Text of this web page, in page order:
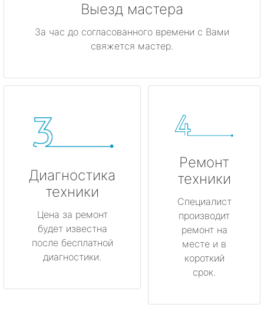
Выезд мастера
За час до согласованного времени с Вами
свяжется мастер.
Диагностика
техники
Цена за ремонт
будет известна
после бесплатной
диагностики.
Ремонт
техники
Специалист
производит
ремонт на
месте и в
короткий
срок.